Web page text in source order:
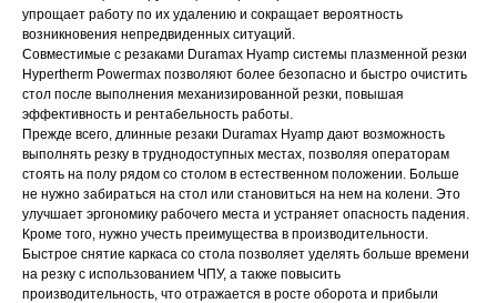
упрощает работу по их удалению и сокращает вероятность
возникновения непредвиденных ситуаций.
Совместимые с резаками Duramax Hyamp системы плазменной резки
Hypertherm Powermax позволяют более безопасно и быстро очистить
стол после выполнения механизированной резки, повышая
эффективность и рентабельность работы.
Прежде всего, длинные резаки Duramax Hyamp дают возможность
выполнять резку в труднодоступных местах, позволяя операторам
стоять на полу рядом со столом в естественном положении. Больше
не нужно забираться на стол или становиться на нем на колени. Это
улучшает эргономику рабочего места и устраняет опасность падения.
Кроме того, нужно учесть преимущества в производительности.
Быстрое снятие каркаса со стола позволяет уделять больше времени
на резку с использованием ЧПУ, а также повысить
производительность, что отражается в росте оборота и прибыли
Главная Проекты
МЕНЮ